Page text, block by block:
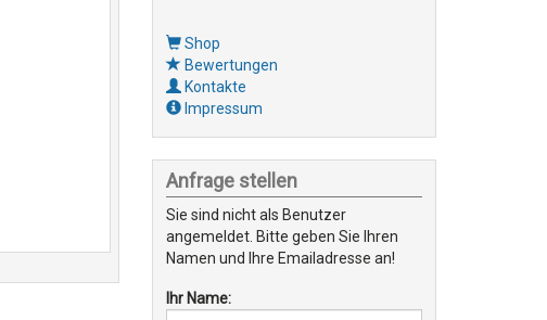
Shop
Bewertungen
Kontakte
Impressum
Anfrage stellen
Sie sind nicht als Benutzer
angemeldet. Bitte geben Sie Ihren
Namen und Ihre Emailadresse an!
Ihr Name: